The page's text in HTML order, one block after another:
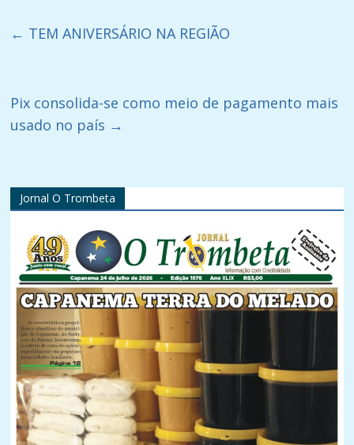
← TEM ANIVERSÁRIO NA REGIÃO
Pix consolida-se como meio de pagamento mais
usado no país →
Jornal O Trombeta